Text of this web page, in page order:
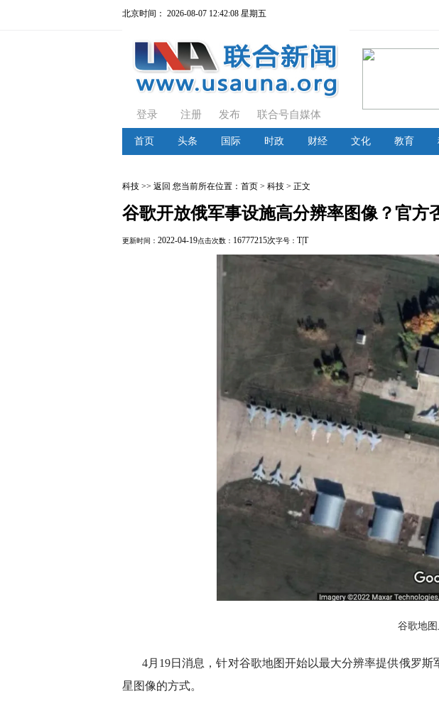
北京时间： 2026-08-07 12:42:08 星期五
登录 注册 发布 联合号自媒体
首页 头条 国际 时政 财经 文化 教育
科技 >> 返回 您当前所在位置： 首页 > 科技 > 正文
谷歌开放俄军事设施高分辨率图像？官方
更新时间： 2022-04-19点击次数： 16777215次字号： T|T
谷歌地
4月19日消息，针对谷歌地图开始以最大分辨率提供俄罗
星图像的方式。